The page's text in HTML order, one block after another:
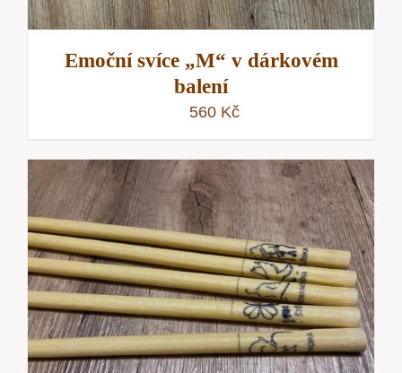
Emoční svíce „M“ v dárkovém
balení
560 Kč